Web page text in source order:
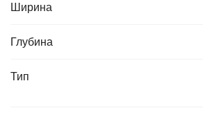
Ширина
Глубина
Тип